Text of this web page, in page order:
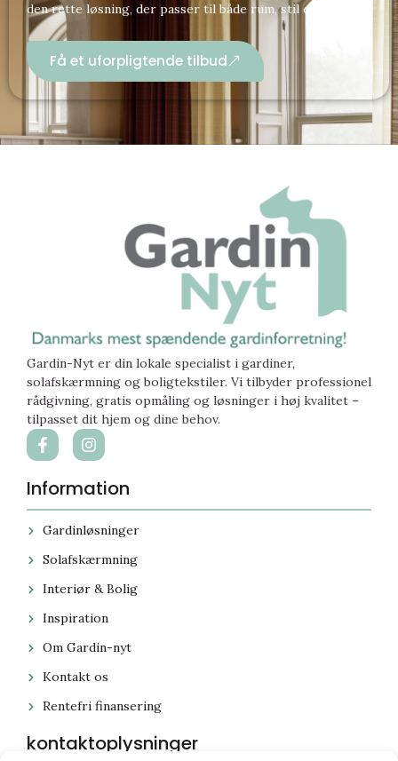
den rette løsning, der passer til både rum, stil og behov.
Få et uforpligtende tilbud
Gardin-Nyt er din lokale specialist i gardiner,
solafskærmning og boligtekstiler. Vi tilbyder professionel
rådgivning, gratis opmåling og løsninger i høj kvalitet –
tilpasset dit hjem og dine behov.
Information
Gardinløsninger
Solafskærmning
Interiør & Bolig
Inspiration
Om Gardin-nyt
Kontakt os
Rentefri finansering
kontaktoplysninger